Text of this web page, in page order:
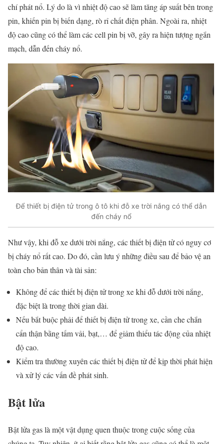
chí phát nổ. Lý do là vì nhiệt độ cao sẽ làm tăng áp suất bên trong
pin, khiến pin bị biến dạng, rò rỉ chất điện phân. Ngoài ra, nhiệt
độ cao cũng có thể làm các cell pin bị vỡ, gây ra hiện tượng ngắn
mạch, dẫn đến cháy nổ.
Để thiết bị điện tử trong ô tô khi đỗ xe trời nắng có thể dẫn
đến cháy nổ
Như vậy, khi đỗ xe dưới trời nắng, các thiết bị điện tử có nguy cơ
bị cháy nổ rất cao. Do đó, cần lưu ý những điều sau để bảo vệ an
toàn cho bản thân và tài sản:
Không để các thiết bị điện tử trong xe khi đỗ dưới trời nắng,
đặc biệt là trong thời gian dài.
Nếu bắt buộc phải để thiết bị điện tử trong xe, cần che chắn
cẩn thận bằng tấm vải, bạt,… để giảm thiểu tác động của nhiệt
độ cao.
Kiểm tra thường xuyên các thiết bị điện tử để kịp thời phát hiện
và xử lý các vấn đề phát sinh.
Bật lửa
Bật lửa gas là một vật dụng quen thuộc trong cuộc sống của